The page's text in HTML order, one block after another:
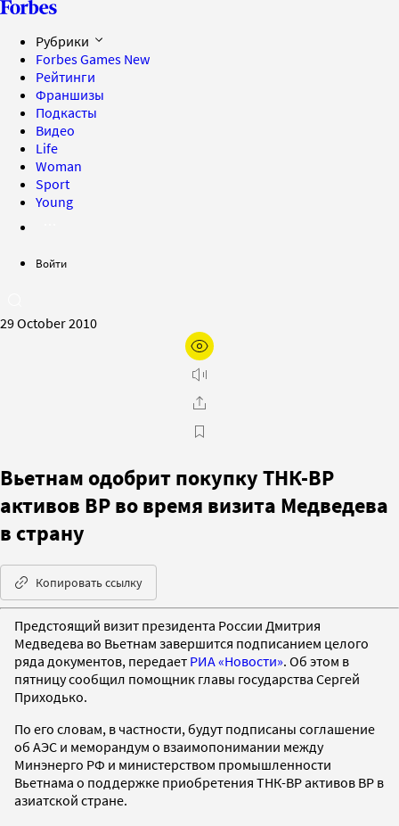
Рубрики
Forbes Games New
Рейтинги
Франшизы
Подкасты
Видео
Life
Woman
Sport
Young
Войти
29 October 2010
Вьетнам одобрит покупку ТНК-ВР
активов ВР во время визита Медведева
в страну
Копировать ссылку
Предстоящий визит президента России Дмитрия
Медведева во Вьетнам завершится подписанием целого
ряда документов, передает РИА «Новости». Об этом в
пятницу сообщил помощник главы государства Сергей
Приходько.
По его словам, в частности, будут подписаны соглашение
об АЭС и меморандум о взаимопонимании между
Минэнерго РФ и министерством промышленности
Вьетнама о поддержке приобретения ТНК-ВР активов ВР в
азиатской стране.